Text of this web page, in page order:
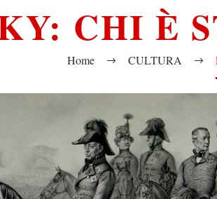
CHI È
Home CULTURA